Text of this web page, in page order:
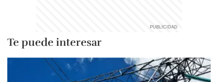
Te puede interesar